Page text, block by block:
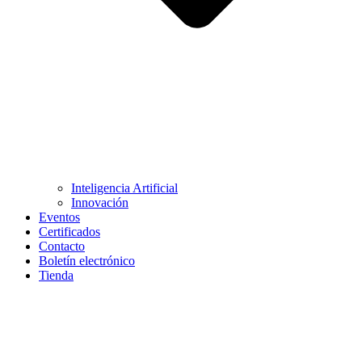
Inteligencia Artificial
Innovación
Eventos
Certificados
Contacto
Boletín electrónico
Tienda